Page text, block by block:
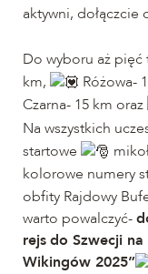
aktywni, dołączcie
Do wyboru aż pięć
km,
Różowa-
Czarna- 15 km oraz
Na wszystkich
startowe
kolorowe numery
obfity Rajdowy
warto powalczyć-
rejsdo Szwecji
Wikingów 2025”